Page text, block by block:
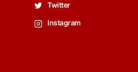
Twitter
Instagram